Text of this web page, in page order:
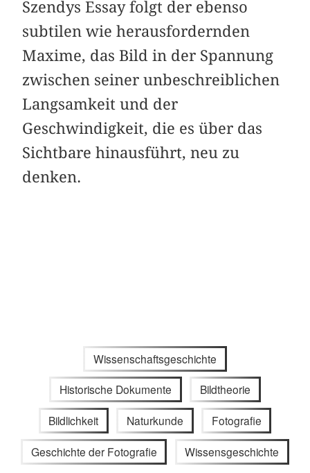
Szendys Essay folgt der ebenso
subtilen wie herausfordernden
Maxime, das Bild in der Spannung
zwischen seiner unbeschreiblichen
Langsamkeit und der
Geschwindigkeit, die es über das
Sichtbare hinausführt, neu zu
denken.
Wissenschaftsgeschichte
Historische Dokumente Bildtheorie
Bildlichkeit Naturkunde Fotografie
Geschichte der Fotografie Wissensgeschichte